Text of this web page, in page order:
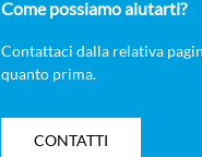
Come possiamo aiutarti?
Contattaci dalla relativa
quanto prima.
CONTATTI